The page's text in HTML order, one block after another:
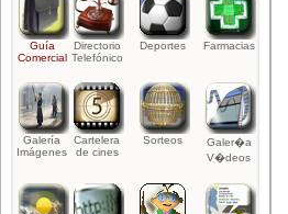
Guía
Comercial
Directorio
Telefónico
Deportes Farmacias
Galería
Imágenes
Cartelera
de cines
Sorteos
Galer�a
V�deos